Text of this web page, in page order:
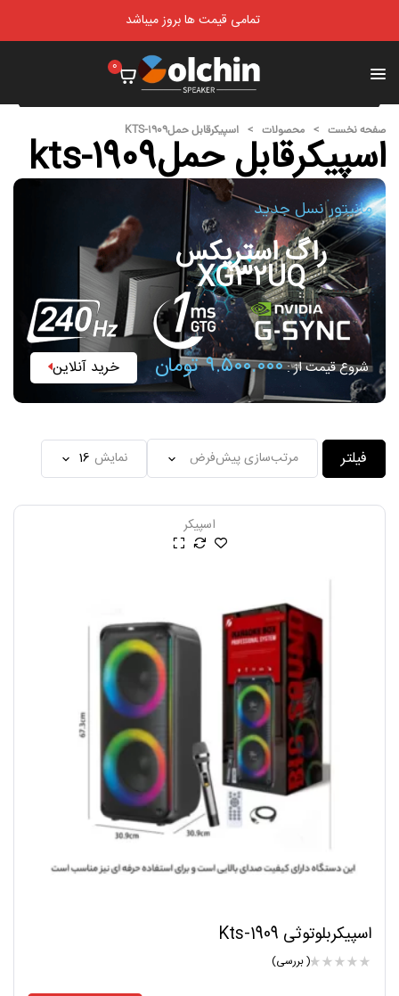
تمامی قیمت ها بروز میباشد
0
صفحه نخست > محصولات > اسپیکرقابل حملKTS-1909
اسپیکرقابل حملkts-1909
مانیتور نسل جدید
راگ استریکس
XG32UQ
شروع قیمت از :۹.۵۰۰.۰۰۰ تومان خرید آنلاین
فیلتر نمایش
اسپیکر
اسپیکربلوتوثی Kts-1909
( بررسی)